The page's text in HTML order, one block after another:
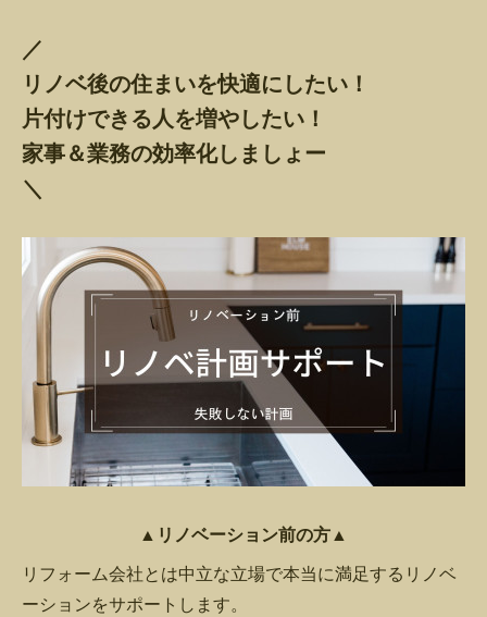
／
リノベ後の住まいを快適にしたい！
片付けできる人を増やしたい！
家事＆業務の効率化しましょー
＼
▲リノベーション前の方▲
リフォーム会社とは中立な立場で本当に満足するリノベ
ーションをサポートします。